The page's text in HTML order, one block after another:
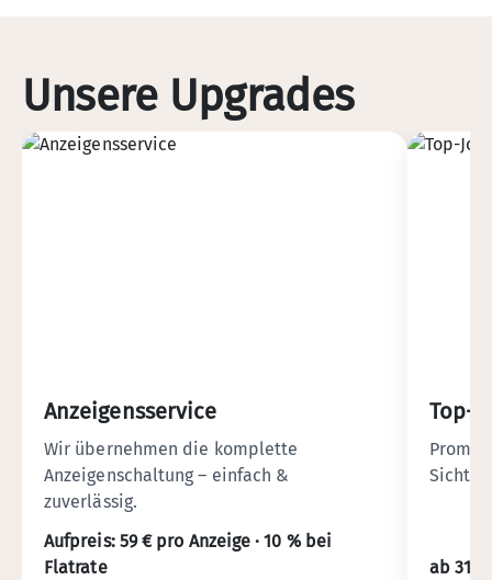
Unsere Upgrades
Anzeigensservice
Wir übernehmen die komplette
Anzeigenschaltung – einfach &
zuverlässig.
Aufpreis: 59 € pro Anzeige · 10 % bei
Flatrate
Top-
ab 315